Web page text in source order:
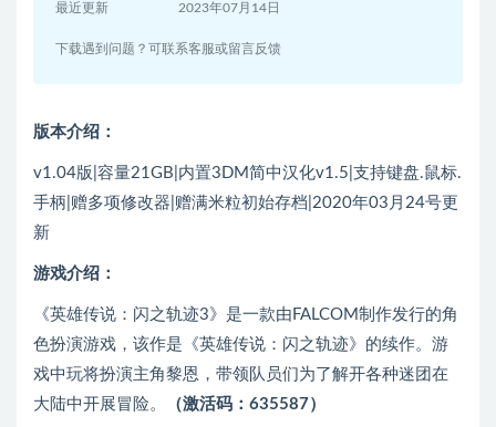
最近更新 2023年07月14日
下载遇到问题？可联系客服或留言反馈
版本介绍：
v1.04版|容量21GB|内置3DM简中汉化v1.5|支持键盘.鼠标.
手柄|赠多项修改器|赠满米粒初始存档|2020年03月24号更
新
游戏介绍：
《英雄传说：闪之轨迹3》是一款由FALCOM制作发行的角
色扮演游戏，该作是《英雄传说：闪之轨迹》的续作。游
戏中玩将扮演主角黎恩，带领队员们为了解开各种迷团在
大陆中开展冒险。
（激活码：635587）